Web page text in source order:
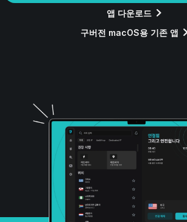
앱 다운로드
구버전 macOS용 기존 앱